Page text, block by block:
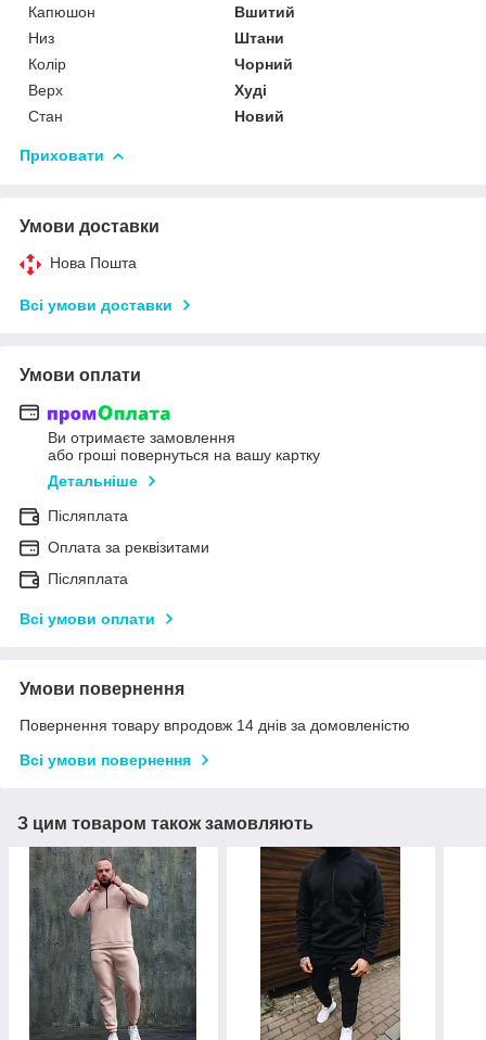
Капюшон
Вшитий
Низ
Штани
Колір
Чорний
Верх
Худі
Стан
Новий
Приховати
Умови доставки
Нова Пошта
Всі умови доставки
Умови оплати
Ви отримаєте замовлення
або гроші повернуться на вашу картку
Детальніше
Післяплата
Оплата за реквізитами
Післяплата
Всі умови оплати
Умови повернення
Повернення товару впродовж 14 днів за домовленістю
Всі умови повернення
З цим товаром також замовляють